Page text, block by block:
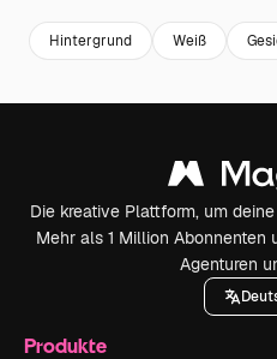
Hintergrund Weiß
Die kreative Plattform, um
Mehr als 1 Million Abonnenten
Agenturen
Produkte